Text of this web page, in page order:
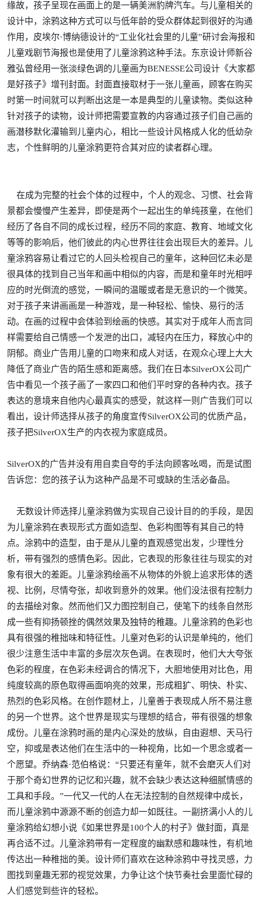
缘故，孩子呈现在画面上的是一辆美洲豹牌汽车。与儿童相关的
设计中，涂鸦这种方式可以与低年龄的受众群体起到很好的沟通
作用，皮埃尔·博纳德设计的“工业化社会里的儿童”研讨会海报和
儿童戏剧节海报也是使用了儿童涂鸦这种手法。东京设计师新谷
雅弘曾经用一张淡绿色调的儿童画为BENESSE公司设计《大家都
是好孩子》增刊封面。封面直接取材于一张儿童画，顾客在购买
时第一时间就可以判断出这是一本是典型的儿童读物。类似这种
针对孩子的读物，设计师把需要宣教的内容通过孩子们自己画的
画潜移默化灌输到儿童内心，相比一些设计风格成人化的低幼杂
志，个性鲜明的儿童涂鸦更符合其对应的读者群心理。
在成为完整的社会个体的过程中，个人的观念、习惯、社会背
景都会慢慢产生差异，即使是两个一起出生的单纯孩童，在他们
经历了各自不同的成长过程，经历不同的家庭、教育、地域文化
等等的影响后，他们彼此的内心世界往往会出现巨大的差异。儿
童涂鸦容易让看过它的人回头检视自己的童年，这种回忆未必是
很具体的找到自己当年和画中相似的内容，而是和童年时光相呼
应的时光倒流的感觉，一瞬间的温暖或者是无意识的一个微笑。
对于孩子来讲画画是一种游戏，是一种轻松、愉快、易行的活
动。在画的过程中会体验到绘画的快感。其实对于成年人而言同
样需要给自己情感一个发泄的出口，减轻内在压力，释放心中的
阴郁。商业广告用儿童的口吻来和成人对话，在观众心理上大大
降低了商业广告的陌生感和距离感。我们在日本SilverOX公司广
告中看见一个孩子画了一家四口和他们平时穿的各种内衣。孩子
表达的意境来自他内心最真实的感受，就这样一则广告我们可以
看出，设计师选择从孩子的角度宣传SilverOX公司的优质产品，
孩子把SilverOX生产的内衣视为家庭成员。
SilverOX的广告并没有用自卖自夸的手法向顾客吆喝，而是试图
告诉您：您的孩子认为这种产品是不可或缺的生活必备品。
无数设计师选择儿童涂鸦做为实现自己设计目的的手段，是因
为儿童涂鸦在表现形式方面如造型、色彩构图等有其自己的特
点。涂鸦中的造型，由于是从儿童的直观感觉出发，少理性分
析，带有强烈的感情色彩。因此，它表现的形象往往与现实的对
象有很大的差距。儿童涂鸦绘画不从物体的外貌上追求形体的透
视、比例，尽情夸张，却收到意外的效果。他们没法很有控制力
的去描绘对象。然而他们又力图控制自己，使笔下的线条自然形
成一些有抑扬顿挫的偶然效果及独特的稚趣。儿童涂鸦的色彩也
具有很强的稚拙味和特征性。儿童对色彩的认识是单纯的，他们
很少注意生活中丰富的多层次灰色调。在表现时，他们大大夸张
色彩的程度，在色彩未经调合的情况下，大胆地使用对比色，用
纯度较高的原色取得画面响亮的效果，形成粗犷、明快、朴实、
热烈的色彩风格。在创作题材上，儿童善于表现成人所不易注意
的另一个世界。这个世界是现实与理想的结合，带有很强的想象
成份。儿童在涂鸦时画的是内心深处的放纵，自由遐想、天马行
空，抑或是表达他们在生活中的一种视角，比如一个思念或者一
个愿望。乔纳森·范伯格说：“只要还有童年，就不会磨灭人们对
于那个奇幻世界的记忆和兴趣，就不会缺少表达这种细腻情感的
工具和手段。”一代又一代的人在无法控制的自然规律中成长，
而儿童涂鸦中源源不断的创造力却一如既往。一副挤满小人的儿
童涂鸦给幻想小说《如果世界是100个人的村子》做封面，真是
再合适不过。儿童涂鸦带有一定程度的幽默感和趣味性，有机地
传达出一种稚拙的美。设计师们喜欢在这种涂鸦中寻找灵感，力
图找到童趣无邪的视觉效果，力争让这个快节奏社会里面忙碌的
人们感觉到些许的轻松。